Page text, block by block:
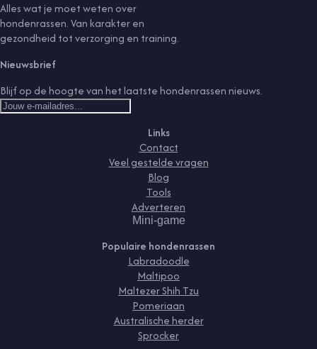
Alles wat je moet weten over
hondenrassen. Van karakter en
gezondheid tot verzorging en training.
Nieuwsbrief
Blijf op de hoogte van het laatste hondenrassen nieuws.
Links
Contact
Veel gestelde vragen
Blog
Tools
Adverteren
Mini-game
Populaire hondenrassen
Labradoodle
Maltipoo
Maltezer Shih Tzu
Pomeriaan
Australische herder
Sprocker